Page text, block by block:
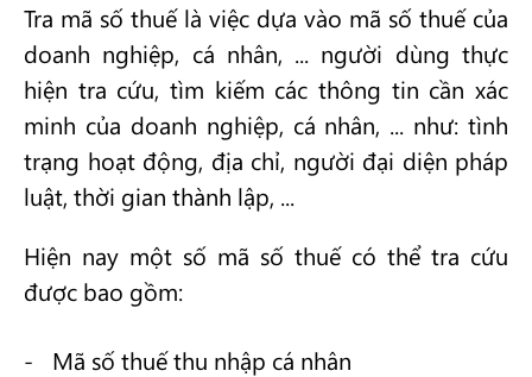
Tra mã số thuế là việc dựa vào mã số thuế của
doanh nghiệp, cá nhân, ... người dùng thực
hiện tra cứu, tìm kiếm các thông tin cần xác
minh của doanh nghiệp, cá nhân, ... như: tình
trạng hoạt động, địa chỉ, người đại diện pháp
luật, thời gian thành lập, ...
Hiện nay một số mã số thuế có thể tra cứu
được bao gồm:
Mã số thuế thu nhập cá nhân